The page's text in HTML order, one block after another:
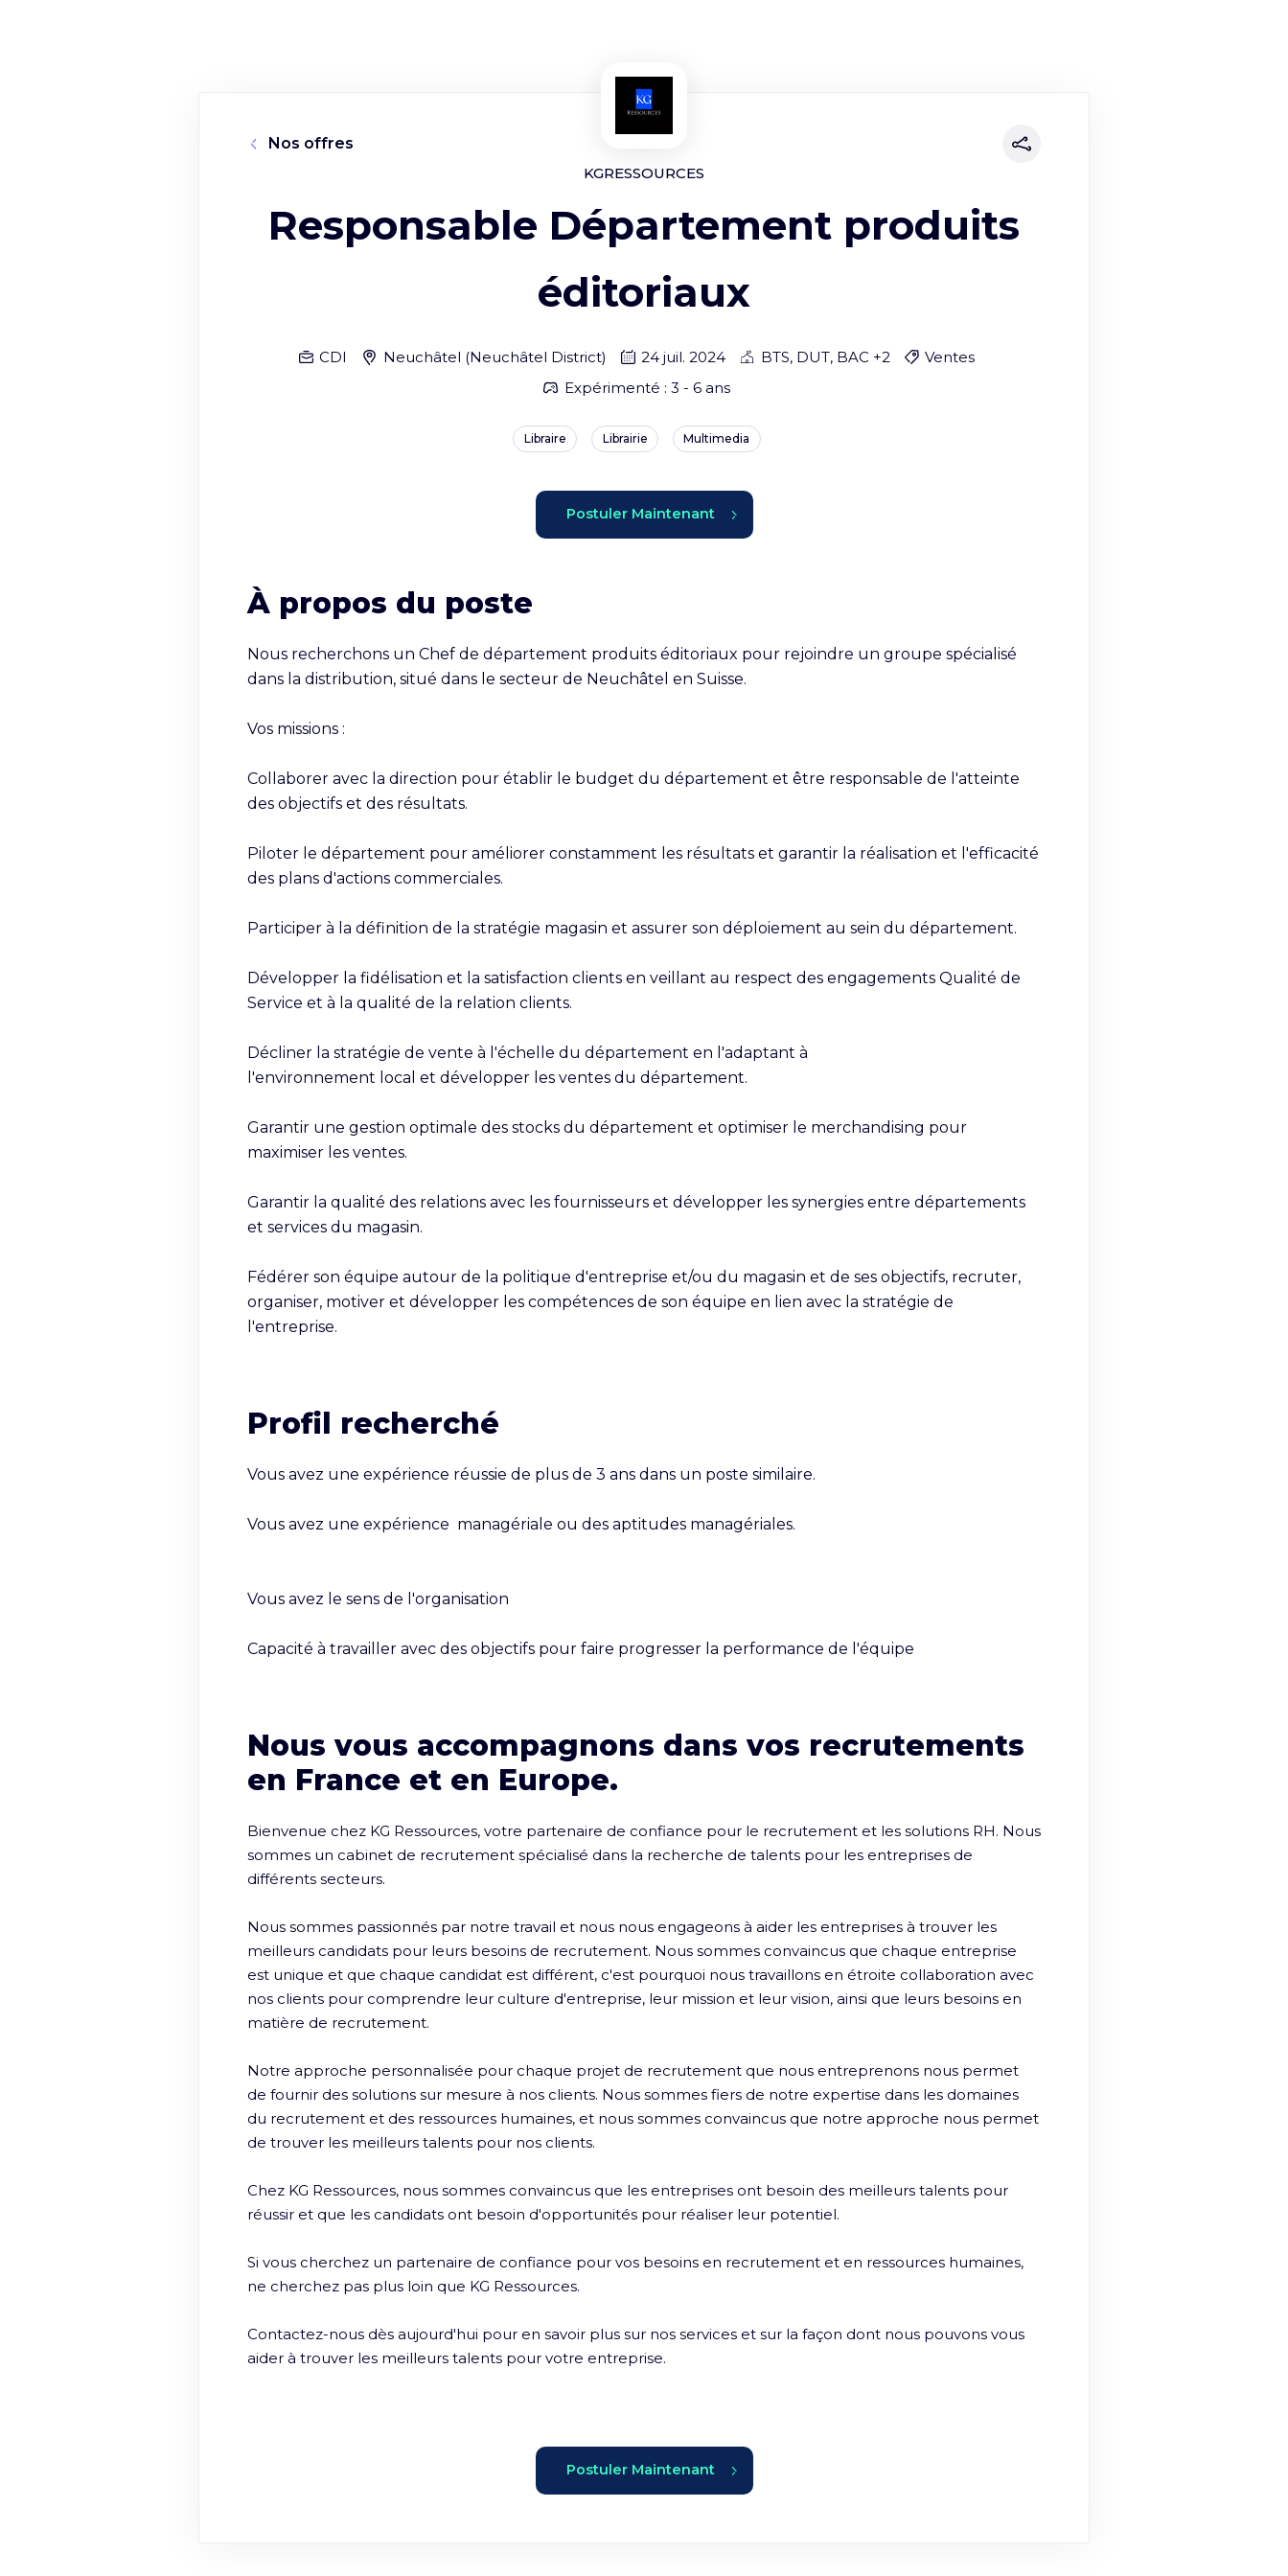
KGRESSOURCES
Nos offres
Responsable Département produits
éditoriaux
CDI Neuchâtel (Neuchâtel District) 24 juil. 2024 BTS, DUT, BAC +2
Ventes
Expérimenté : 3 - 6 ans
Libraire Librairie Multimedia
Postuler Maintenant
À propos du poste
Nous recherchons un Chef de département produits éditoriaux pour rejoindre un groupe spécialisé
dans la distribution, situé dans le secteur de Neuchâtel en Suisse.
Vos missions :
Collaborer avec la direction pour établir le budget du département et être responsable de l'atteinte
des objectifs et des résultats.
Piloter le département pour améliorer constamment les résultats et garantir la réalisation et l'efficacité
des plans d'actions commerciales.
Participer à la définition de la stratégie magasin et assurer son déploiement au sein du département.
Développer la fidélisation et la satisfaction clients en veillant au respect des engagements Qualité de
Service et à la qualité de la relation clients.
Décliner la stratégie de vente à l'échelle du département en l'adaptant à
l'environnement local et développer les ventes du département.
Garantir une gestion optimale des stocks du département et optimiser le merchandising pour
maximiser les ventes.
Garantir la qualité des relations avec les fournisseurs et développer les synergies entre départements
et services du magasin.
Fédérer son équipe autour de la politique d'entreprise et/ou du magasin et de ses objectifs, recruter,
organiser, motiver et développer les compétences de son équipe en lien avec la stratégie de
l'entreprise.
Profil recherché
Vous avez une expérience réussie de plus de 3 ans dans un poste similaire.
Vous avez une expérience  managériale ou des aptitudes managériales.
Vous avez le sens de l'organisation
Capacité à travailler avec des objectifs pour faire progresser la performance de l'équipe
Nous vous accompagnons dans vos recrutements
en France et en Europe.
Bienvenue chez KG Ressources, votre partenaire de confiance pour le recrutement et les solutions RH. Nous
sommes un cabinet de recrutement spécialisé dans la recherche de talents pour les entreprises de
différents secteurs.
Nous sommes passionnés par notre travail et nous nous engageons à aider les entreprises à trouver les
meilleurs candidats pour leurs besoins de recrutement. Nous sommes convaincus que chaque entreprise
est unique et que chaque candidat est différent, c'est pourquoi nous travaillons en étroite collaboration avec
nos clients pour comprendre leur culture d'entreprise, leur mission et leur vision, ainsi que leurs besoins en
matière de recrutement.
Notre approche personnalisée pour chaque projet de recrutement que nous entreprenons nous permet
de fournir des solutions sur mesure à nos clients. Nous sommes fiers de notre expertise dans les domaines
du recrutement et des ressources humaines, et nous sommes convaincus que notre approche nous permet
de trouver les meilleurs talents pour nos clients.
Chez KG Ressources, nous sommes convaincus que les entreprises ont besoin des meilleurs talents pour
réussir et que les candidats ont besoin d'opportunités pour réaliser leur potentiel.
Si vous cherchez un partenaire de confiance pour vos besoins en recrutement et en ressources humaines,
ne cherchez pas plus loin que KG Ressources.
Contactez-nous dès aujourd'hui pour en savoir plus sur nos services et sur la façon dont nous pouvons vous
aider à trouver les meilleurs talents pour votre entreprise.
Postuler Maintenant